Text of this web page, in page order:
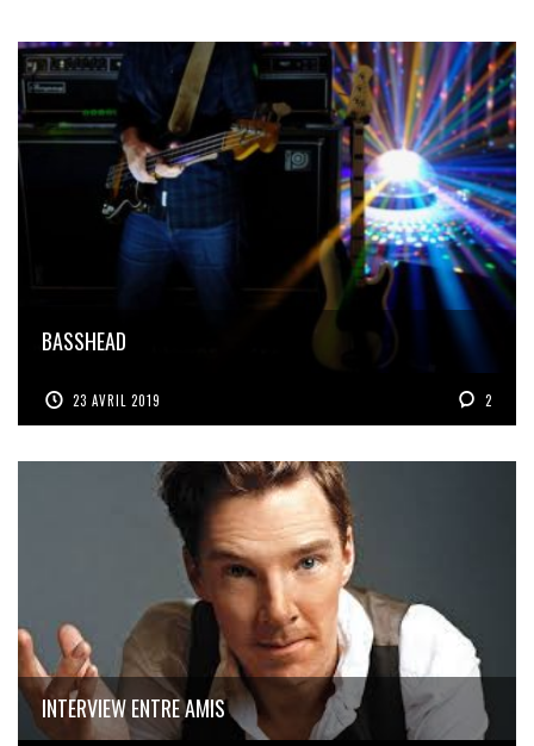
BASSHEAD
23 AVRIL 2019 2
INTERVIEW ENTRE AMIS